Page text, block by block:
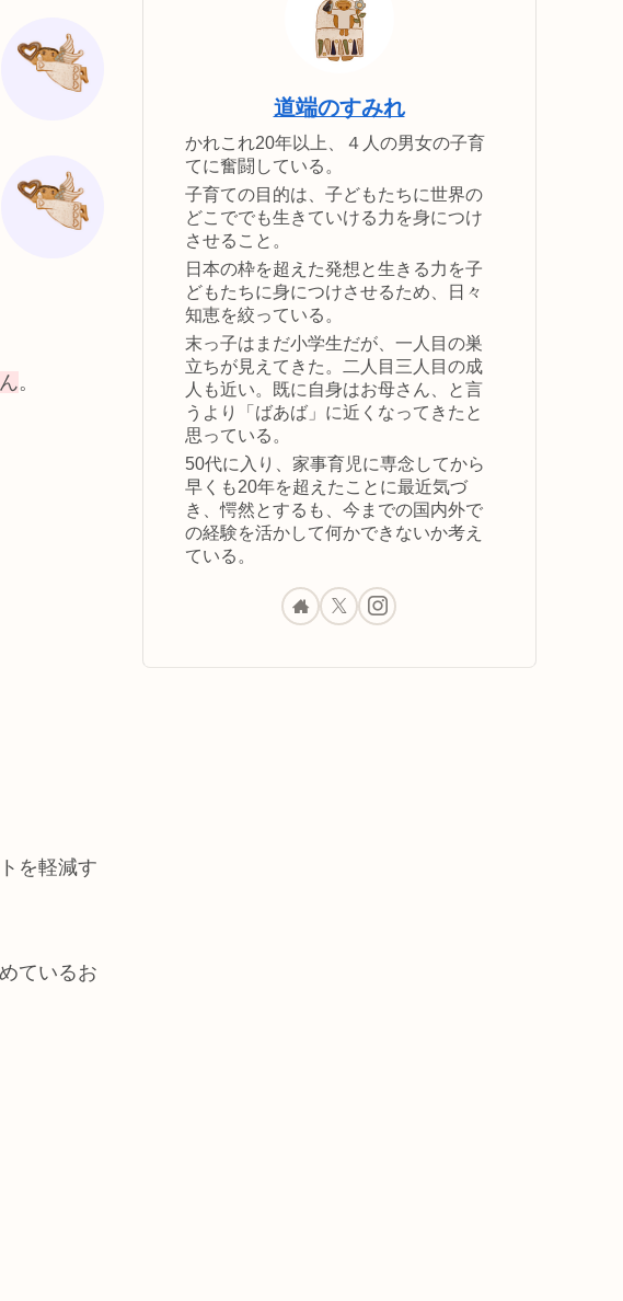
。
を軽減す
ているお
道端のすみれ
かれこれ20年以上、４人の男女の子育
てに奮闘している。
子育ての目的は、子どもたちに世界の
どこででも生きていける力を身につけ
させること。
日本の枠を超えた発想と生きる力を子
どもたちに身につけさせるため、日々
知恵を絞っている。
末っ子はまだ小学生だが、一人目の巣
立ちが見えてきた。二人目三人目の成
人も近い。既に自身はお母さん、と言
うより「ばあば」に近くなってきたと
思っている。
50代に入り、家事育児に専念してから
早くも20年を超えたことに最近気づ
き、愕然とするも、今までの国内外で
の経験を活かして何かできないか考え
ている。